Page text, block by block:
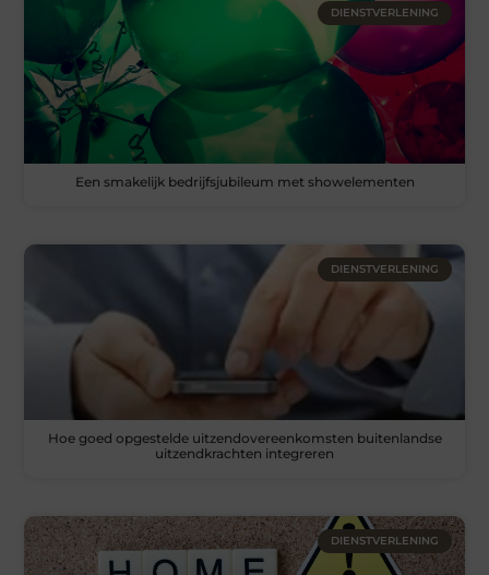
DIENSTVERLENING
Een smakelijk bedrijfsjubileum met showelementen
DIENSTVERLENING
Hoe goed opgestelde uitzendovereenkomsten buitenlandse
uitzendkrachten integreren
DIENSTVERLENING